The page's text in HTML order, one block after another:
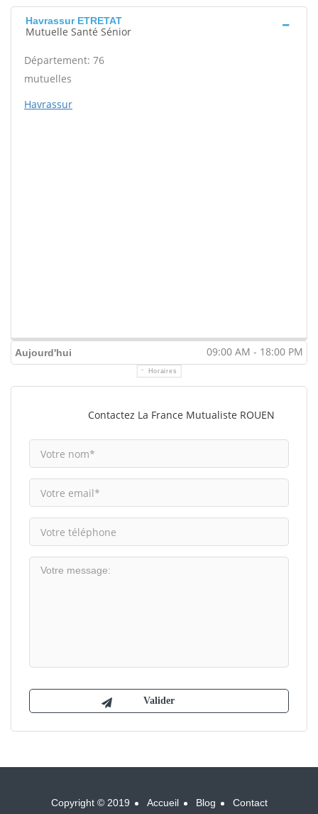
Havrassur ETRETAT
Mutuelle Santé Sénior
Département: 76
mutuelles
Havrassur
Aujourd'hui 09:00 AM - 18:00 PM
Horaires
Contactez La France Mutualiste ROUEN
Copyright © 2019 Accueil Blog Contact